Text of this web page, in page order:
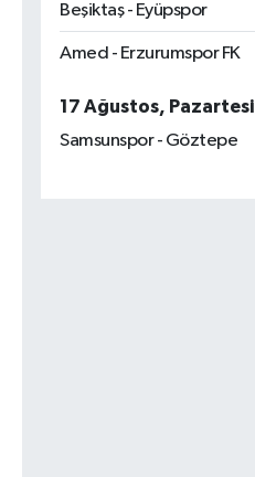
Beşiktaş - Eyüpspor
Amed - Erzurumspor FK
17 Ağustos, Pazartesi
Samsunspor - Göztepe